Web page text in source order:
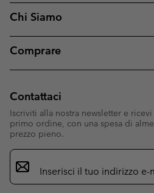
Chi Siamo
Comprare
Contattaci
Iscriviti alla nostra newsletter e
primo ordine, con una spesa di
prezzo pieno.
Iscrizione
e-
mail